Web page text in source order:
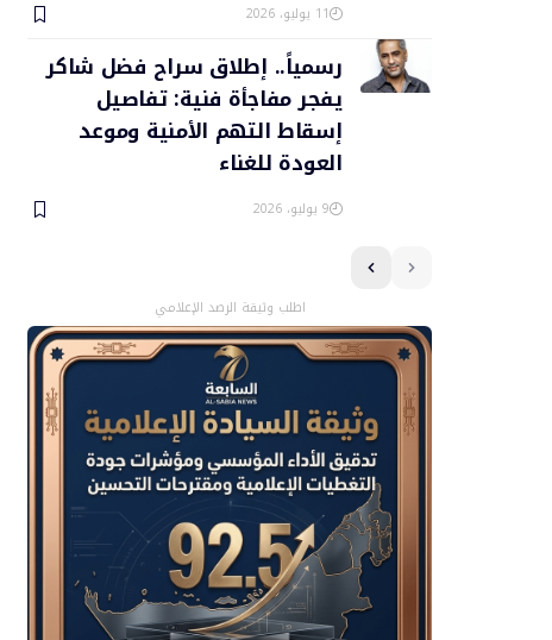
11 يوليو، 2026
رسمياً.. إطلاق سراح فضل شاكر
يفجر مفاجأة فنية: تفاصيل
إسقاط التهم الأمنية وموعد
العودة للغناء
9 يوليو، 2026
اطلب وثيقة الرصد الإعلامي